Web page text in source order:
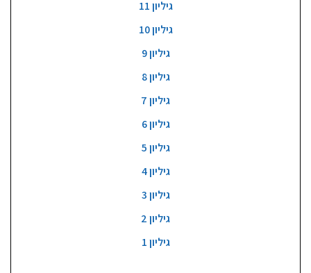
גיליון 11
גיליון 10
גיליון 9
גיליון 8
גיליון 7
גיליון 6
גיליון 5
גיליון 4
גיליון 3
גיליון 2
גיליון 1